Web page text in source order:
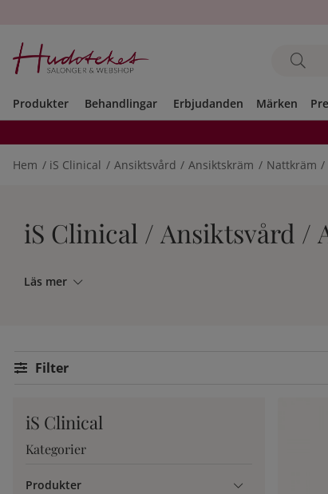
Produkter Behandlingar Erbjudanden Märken
Hem iS Clinical Ansiktsvård Ansiktskräm Nattkräm
iS Clinical / Ansiktsvård /
Läs mer
Filtrera
iS Clinical
Kategorier
Produkter